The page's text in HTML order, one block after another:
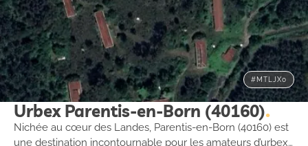
#MTLJX0
Urbex Parentis-en-Born (40160)
Nichée au cœur des Landes, Parentis-en-Born (40160) est
une destination incontournable pour les amateurs d’urbex.